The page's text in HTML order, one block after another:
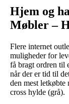
Hjem og
Møbler –
Flere internet
muligheder for
få bragt ordren til
når der er tid til
den mest
cross hylde (grå).